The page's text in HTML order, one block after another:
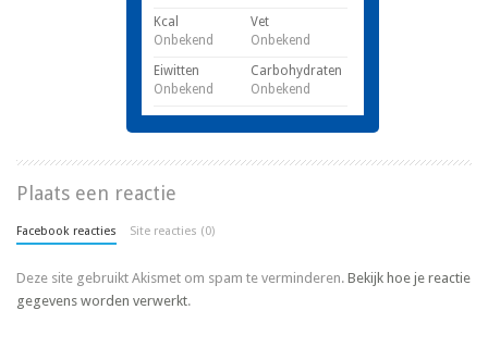
Kcal
Onbekend
Vet
Onbekend
Eiwitten
Onbekend
Carbohydraten
Onbekend
Plaats een reactie
Facebook reacties Site reacties (0)
Deze site gebruikt Akismet om spam te verminderen.Bekijk hoe je reactie
gegevens worden verwerkt.